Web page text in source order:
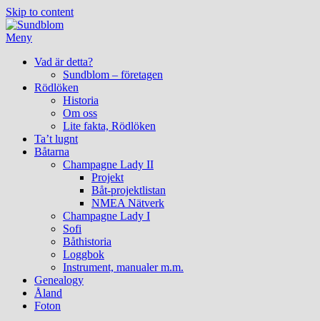
Skip to content
Meny
Vad är detta?
Sundblom – företagen
Rödlöken
Historia
Om oss
Lite fakta, Rödlöken
Ta’t lugnt
Båtarna
Champagne Lady II
Projekt
Båt-projektlistan
NMEA Nätverk
Champagne Lady I
Sofi
Båthistoria
Loggbok
Instrument, manualer m.m.
Genealogy
Åland
Foton